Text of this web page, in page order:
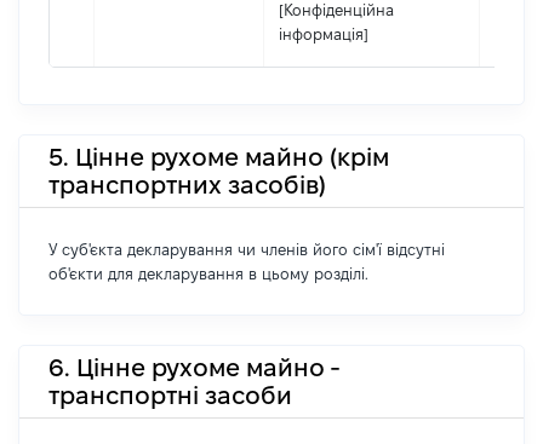
[Конфіденційна
інформація]
5. Цінне рухоме майно (крім
транспортних засобів)
У суб'єкта декларування чи членів його сім'ї відсутні
об'єкти для декларування в цьому розділі.
6. Цінне рухоме майно -
транспортні засоби